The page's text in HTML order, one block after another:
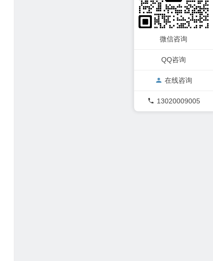
微信咨询
QQ咨询
在线咨询
13020009005